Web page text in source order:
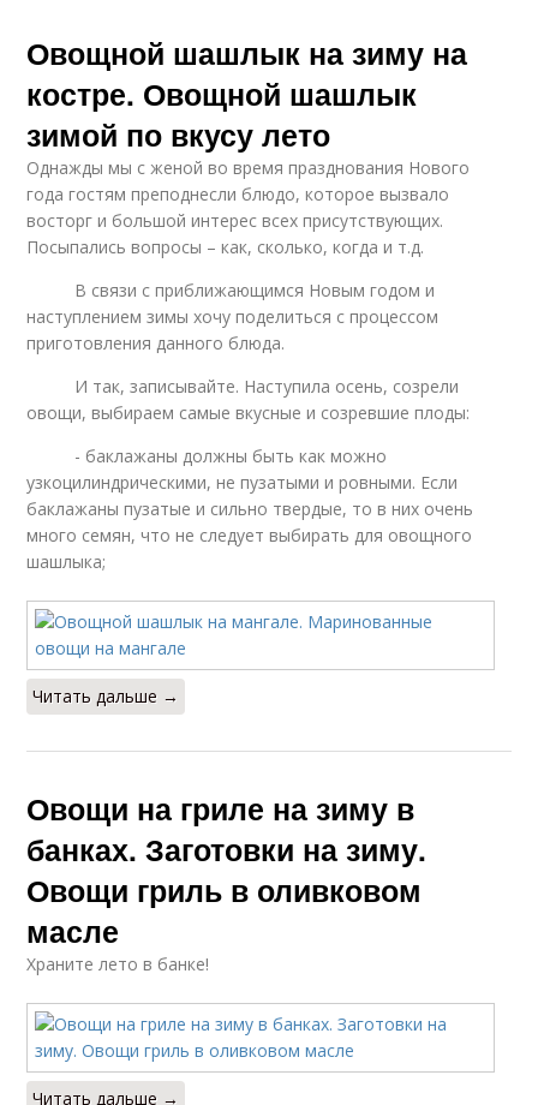
Овощной шашлык на зиму на
костре. Овощной шашлык
зимой по вкусу лето
Однажды мы с женой во время празднования Нового
года гостям преподнесли блюдо, которое вызвало
восторг и большой интерес всех присутствующих.
Посыпались вопросы – как, сколько, когда и т.д.
В связи с приближающимся Новым годом и
наступлением зимы хочу поделиться с процессом
приготовления данного блюда.
И так, записывайте. Наступила осень, созрели
овощи, выбираем самые вкусные и созревшие плоды:
- баклажаны должны быть как можно
узкоцилиндрическими, не пузатыми и ровными. Если
баклажаны пузатые и сильно твердые, то в них очень
много семян, что не следует выбирать для овощного
шашлыка;
Читать дальше →
Овощи на гриле на зиму в
банках. Заготовки на зиму.
Овощи гриль в оливковом
масле
Храните лето в банке!
Читать дальше →